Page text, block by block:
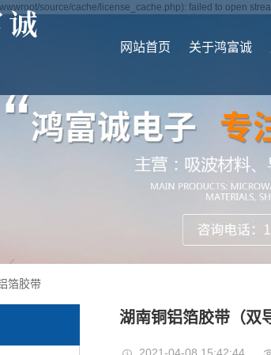
source/cache/license_cache.php): failed to open
网站首页 关于鸿富诚
箔胶带
湖南铜铝箔胶带（双